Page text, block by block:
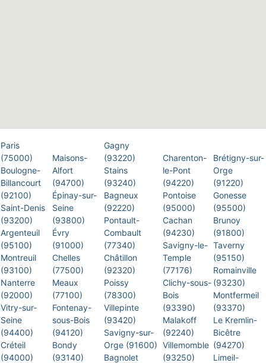
Paris
(75000)
Boulogne-
Billancourt
(92100)
Saint-Denis
(93200)
Argenteuil
(95100)
Montreuil
(93100)
Nanterre
(92000)
Vitry-sur-
Seine
(94400)
Créteil
(94000)
Maisons-
Alfort
(94700)
Épinay-sur-
Seine
(93800)
Évry
(91000)
Chelles
(77500)
Meaux
(77100)
Fontenay-
sous-Bois
(94120)
Bondy
(93140)
Gagny
(93220)
Stains
(93240)
Bagneux
(92220)
Pontault-
Combault
(77340)
Châtillon
(92320)
Poissy
(78300)
Villepinte
(93420)
Savigny-sur-
Orge (91600)
Bagnolet
Charenton-
le-Pont
(94220)
Pontoise
(95000)
Cachan
(94230)
Savigny-le-
Temple
(77176)
Clichy-sous-
Bois
(93390)
Malakoff
(92240)
Villemomble
(93250)
Brétigny-sur-
Orge
(91220)
Gonesse
(95500)
Brunoy
(91800)
Taverny
(95150)
Romainville
(93230)
Montfermeil
(93370)
Le Kremlin-
Bicêtre
(94270)
Limeil-